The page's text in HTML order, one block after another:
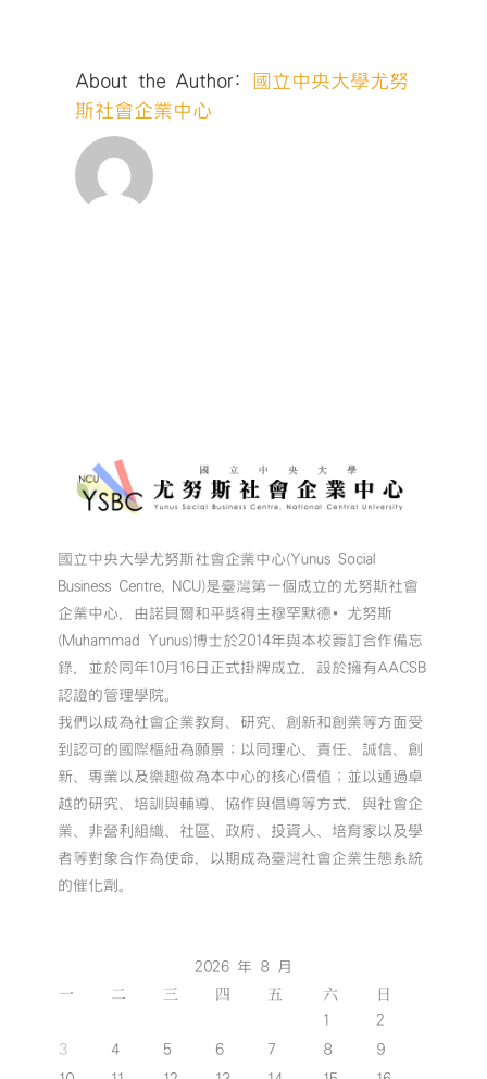
國
About the Author:
國立中央大學尤努
斯社會企業中心
國立中央大學尤努斯社會企業中心(Yunus Social
Business Centre, NCU)是臺灣第一個成立的尤努斯社會
企業中心，由諾貝爾和平獎得主穆罕默德•尤努斯
(Muhammad Yunus)博士於2014年與本校簽訂合作備忘
錄，並於同年10月16日正式掛牌成立，設於擁有AACSB
認證的管理學院。
我們以成為社會企業教育、研究、創新和創業等方面受
到認可的國際樞紐為願景；以同理心、責任、誠信、創
新、專業以及樂趣做為本中心的核心價值；並以通過卓
越的研究、培訓與輔導、協作與倡導等方式，與社會企
業、非營利組織、社區、政府、投資人、培育家以及學
者等對象合作為使命，以期成為臺灣社會企業生態系統
的催化劑。
2026 年 8 月
一 二 三 四 五 六 日
1
2
3
4 5 6 7 8
9